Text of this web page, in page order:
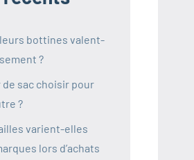
bottines valent-
?
de sac choisir pour
?
varient-elles
lors d’achats